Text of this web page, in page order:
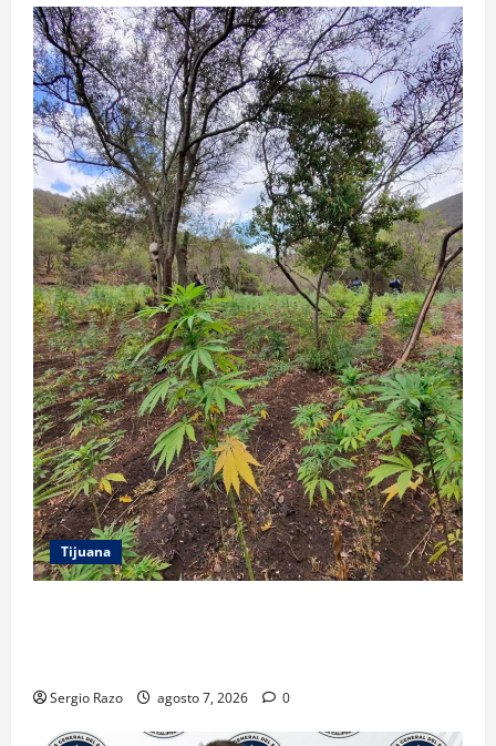
Tijuana
Sergio Razo agosto 7, 2026 0